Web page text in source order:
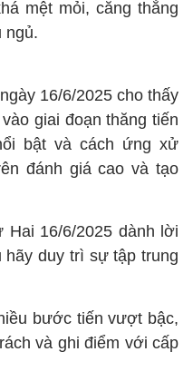
mệt mỏi, căng thẳng
ngủ.
16/6/2025 cho thấy
giai đoạn thăng tiến
bật và cách ứng xử
đánh giá cao và tạo
16/6/2025 dành lời
duy trì sự tập trung
bước tiến vượt bậc,
và ghi điểm với cấp